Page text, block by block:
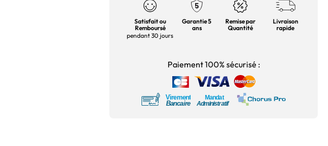
Satisfait ou
Remboursé
pendant 30 jours
Garantie 5
ans
Remise par
Quantité
Livraison
rapide
Paiement 100% sécurisé :